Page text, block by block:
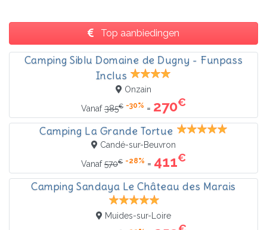
Top aanbiedingen
Camping Siblu Domaine de Dugny - Funpass
Inclus
Onzain
Vanaf385€ -30% = 270€
Camping La Grande Tortue
Candé-sur-Beuvron
Vanaf570€ -28% = 411€
Camping Sandaya Le Château des Marais
Muides-sur-Loire